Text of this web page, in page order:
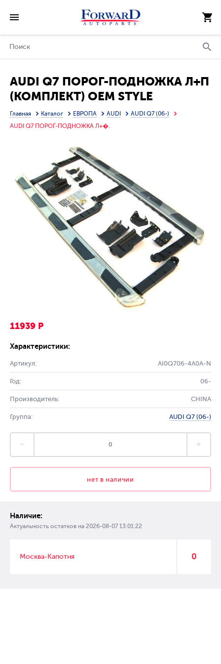
AUDI Q7 ПОРОГ-ПОДНОЖКА Л+П
(КОМПЛЕКТ) OEM STYLE
АЛЮМИН
Главная Каталог ЕВРОПА AUDI
AUDI Q7 (06-)
AUDI Q7 ПОРОГ-ПОДНОЖКА Л+�.
11939 Р
Характеристики:
Артикул: AI0Q706-4A0A-N
Год: 06-
Производитель: CHINA
Группа: AUDI Q7 (06-)
нет в наличии
Наличие:
Актуальность остатков на 2026-08-07 13:01:22
Москва-Капотня 0